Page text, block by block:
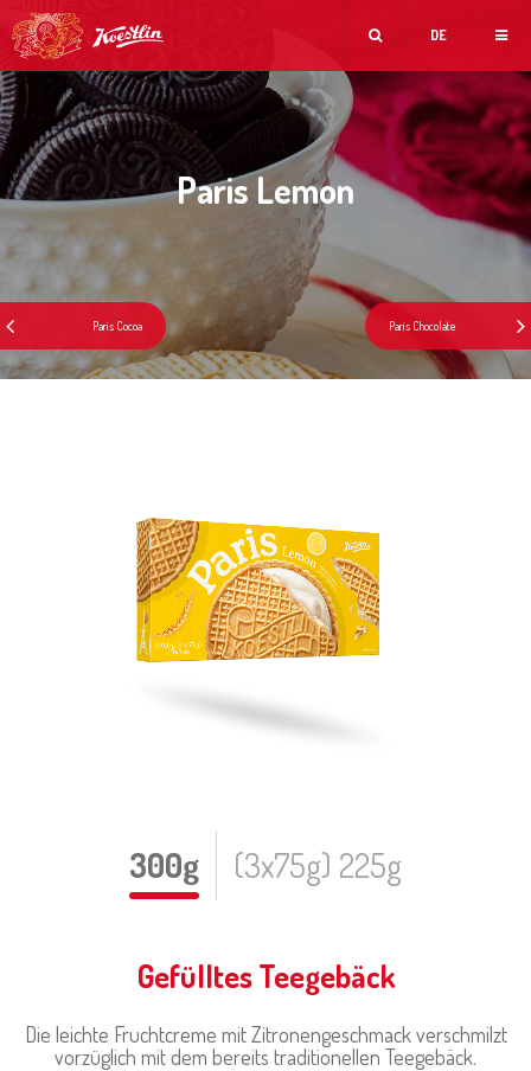
DE
Paris Lemon
300g (3x75g) 225g
Gefülltes Teegebäck
Die leichte Fruchtcreme mit Zitronengeschmack verschmilzt
vorzüglich mit dem bereits traditionellen Teegebäck.